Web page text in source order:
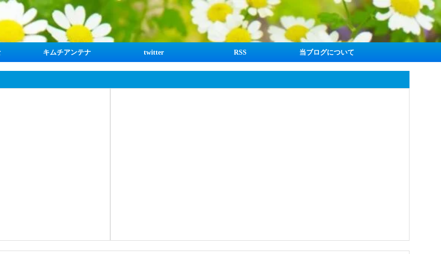
キムチアンテナ twitter RSS 当ブログについて